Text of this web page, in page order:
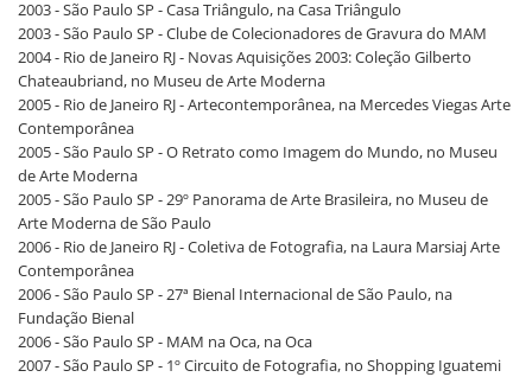
2003 - São Paulo SP - Casa Triângulo, na Casa Triângulo
2003 - São Paulo SP - Clube de Colecionadores de Gravura do MAM
2004 - Rio de Janeiro RJ - Novas Aquisições 2003: Coleção Gilberto
Chateaubriand, no Museu de Arte Moderna
2005 - Rio de Janeiro RJ - Artecontemporânea, na Mercedes Viegas Arte
Contemporânea
2005 - São Paulo SP - O Retrato como Imagem do Mundo, no Museu
de Arte Moderna
2005 - São Paulo SP - 29º Panorama de Arte Brasileira, no Museu de
Arte Moderna de São Paulo
2006 - Rio de Janeiro RJ - Coletiva de Fotografia, na Laura Marsiaj Arte
Contemporânea
2006 - São Paulo SP - 27ª Bienal Internacional de São Paulo, na
Fundação Bienal
2006 - São Paulo SP - MAM na Oca, na Oca
2007 - São Paulo SP - 1º Circuito de Fotografia, no Shopping Iguatemi